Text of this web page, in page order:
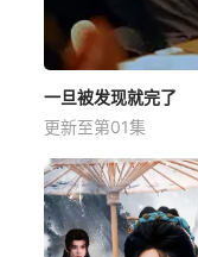
一旦被发现就完了
更新至第01集